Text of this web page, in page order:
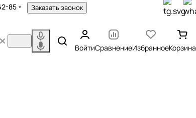
85 Заказать звонок
ВойтиСравнениеИзбранноеКорзина